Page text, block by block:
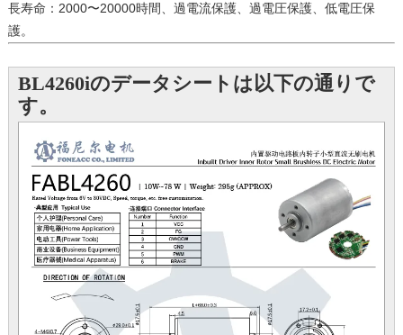
長寿命：2000〜20000時間、過電流保護、過電圧保護、低電圧保
護。
BL4260iのデータシートは以下の通りで
す。